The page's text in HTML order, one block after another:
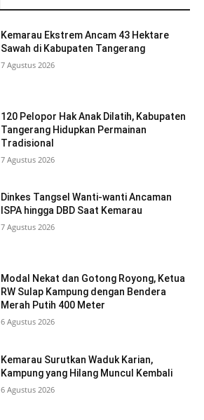
Kemarau Ekstrem Ancam 43 Hektare
Sawah di Kabupaten Tangerang
7 Agustus 2026
120 Pelopor Hak Anak Dilatih, Kabupaten
Tangerang Hidupkan Permainan
Tradisional
7 Agustus 2026
Dinkes Tangsel Wanti-wanti Ancaman
ISPA hingga DBD Saat Kemarau
7 Agustus 2026
Modal Nekat dan Gotong Royong, Ketua
RW Sulap Kampung dengan Bendera
Merah Putih 400 Meter
6 Agustus 2026
Kemarau Surutkan Waduk Karian,
Kampung yang Hilang Muncul Kembali
6 Agustus 2026